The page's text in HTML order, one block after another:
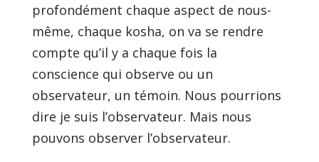
profondément chaque aspect de nous-
même, chaque kosha, on va se rendre
compte qu’il y a chaque fois la
conscience qui observe ou un
observateur, un témoin. Nous pourrions
dire je suis l’observateur. Mais nous
pouvons observer l’observateur.